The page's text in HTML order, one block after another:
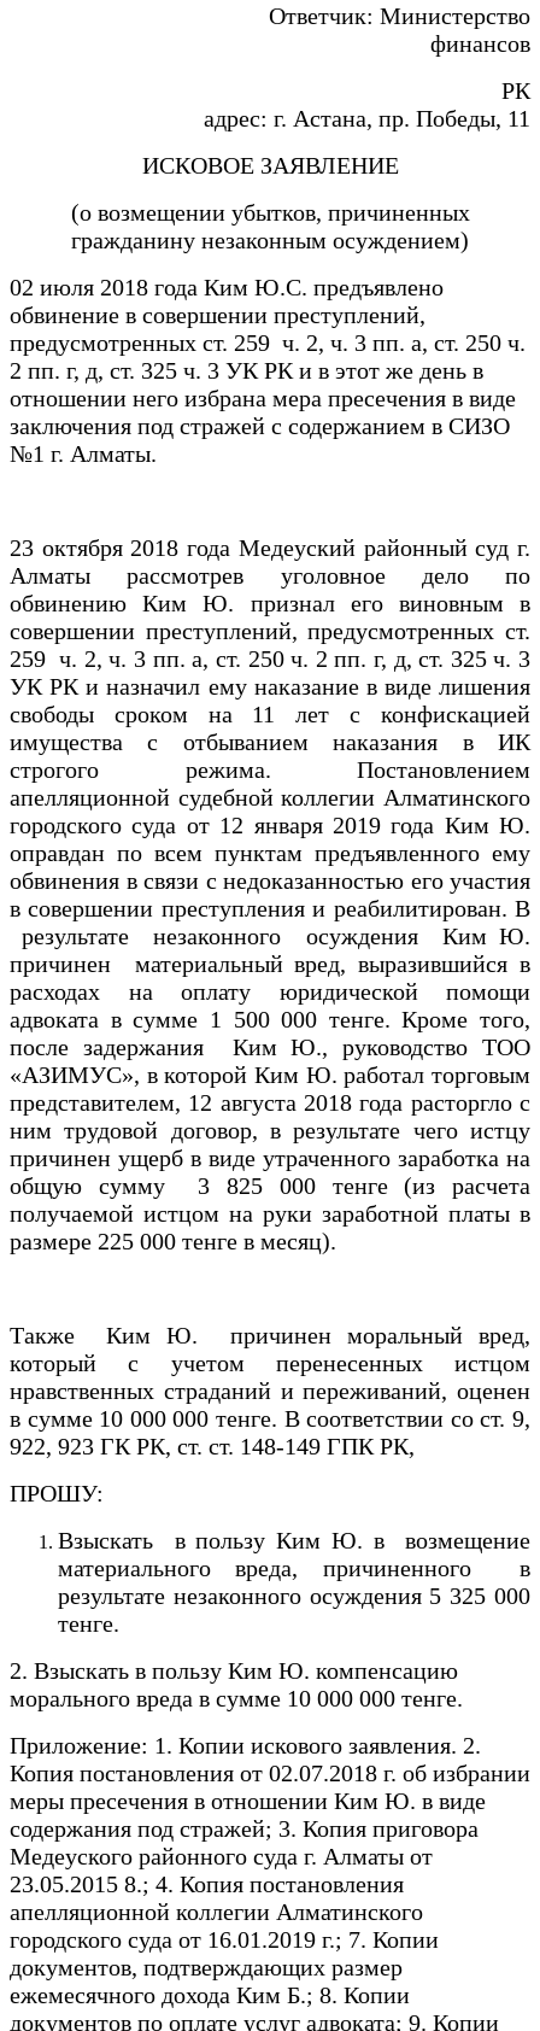
Ответчик: Министерство
финансов
РК
адрес: г. Астана, пр. Победы, 11
ИСКОВОЕ ЗАЯВЛЕНИЕ
(о возмещении убытков, причиненных
гражданину незаконным осуждением)
02 июля 2018 года Ким Ю.С. предъявлено
обвинение в совершении преступлений,
предусмотренных ст. 259 ч. 2, ч. 3 пп. а, ст. 250 ч.
2 пп. г, д, ст. 325 ч. 3 УК РК и в этот же день в
отношении него избрана мера пресечения в виде
заключения под стражей с содержанием в СИЗО
№1 г. Алматы.
23 октября 2018 года Медеуский районный суд г.
Алматы рассмотрев уголовное дело по
обвинению Ким Ю. признал его виновным в
совершении преступлений, предусмотренных ст.
259 ч. 2, ч. 3 пп. а, ст. 250 ч. 2 пп. г, д, ст. 325 ч. 3
УК РК и назначил ему наказание в виде лишения
свободы сроком на 11 лет с конфискацией
имущества с отбыванием наказания в ИК
строгого режима. Постановлением
апелляционной судебной коллегии Алматинского
городского суда от 12 января 2019 года Ким Ю.
оправдан по всем пунктам предъявленного ему
обвинения в связи с недоказанностью его участия
в совершении преступления и реабилитирован. В
результате незаконного осуждения Ким Ю.
причинен материальный вред, выразившийся в
расходах на оплату юридической помощи
адвоката в сумме 1 500 000 тенге. Кроме того,
после задержания Ким Ю., руководство ТОО
«АЗИМУС», в которой Ким Ю. работал торговым
представителем, 12 августа 2018 года расторгло с
ним трудовой договор, в результате чего истцу
причинен ущерб в виде утраченного заработка на
общую сумму 3 825 000 тенге (из расчета
получаемой истцом на руки заработной платы в
размере 225 000 тенге в месяц).
Также Ким Ю. причинен моральный вред,
который с учетом перенесенных истцом
нравственных страданий и переживаний, оценен
в сумме 10 000 000 тенге. В соответствии со ст. 9,
922, 923 ГК РК, ст. ст. 148-149 ГПК РК,
ПРОШУ:
Взыскать в пользу Ким Ю. в возмещение
материального вреда, причиненного в
результате незаконного осуждения 5 325 000
тенге.
2. Взыскать в пользу Ким Ю. компенсацию
морального вреда в сумме 10 000 000 тенге.
Приложение: 1. Копии искового заявления. 2.
Копия постановления от 02.07.2018 г. об избрании
меры пресечения в отношении Ким Ю. в виде
содержания под стражей; 3. Копия приговора
Медеуского районного суда г. Алматы от
23.05.2015 8.; 4. Копия постановления
апелляционной коллегии Алматинского
городского суда от 16.01.2019 г.; 7. Копии
документов, подтверждающих размер
ежемесячного дохода Ким Б.; 8. Копии
документов по оплате услуг адвоката; 9. Копии